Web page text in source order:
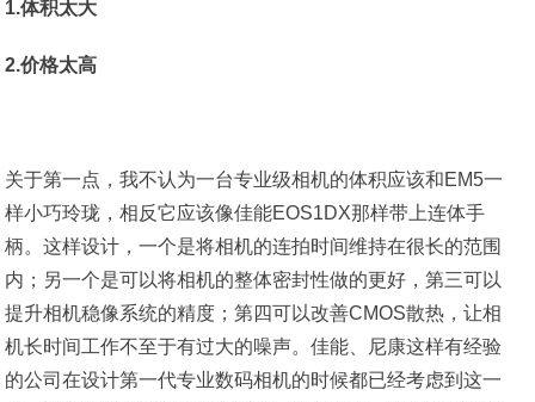
1.体积太大
2.价格太高
关于第一点，我不认为一台专业级相机的体积应该和EM5一
样小巧玲珑，相反它应该像佳能EOS1DX那样带上连体手
柄。这样设计，一个是将相机的连拍时间维持在很长的范围
内；另一个是可以将相机的整体密封性做的更好，第三可以
提升相机稳像系统的精度；第四可以改善CMOS散热，让相
机长时间工作不至于有过大的噪声。佳能、尼康这样有经验
的公司在设计第一代专业数码相机的时候都已经考虑到这一